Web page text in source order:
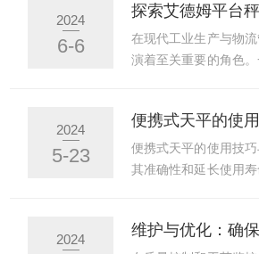
捷、高效。无论是大型
平台秤都能迅速准确
提高了物流和仓储工作
保持环境适宜：仪器应
温度控制在5℃~35℃
装在高湿度、高功率波
整洁。对于进样室和加
使用专用工具和清洁
污垢和残留物。及时更
2024
6-6
在现代工业生产与物
演着至关重要的角色。
其性能和可靠性，成为
称重设备。艾德姆平
名。其设计合理，结构
点，平台秤都能迅速给
2024
5-23
便携式天平的使用技
其准确性和延长使用寿
前，应将天平放置在
2024